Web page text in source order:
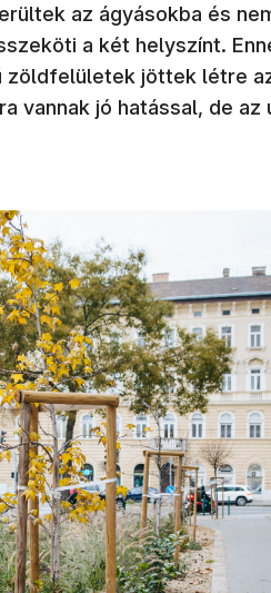
az ágyásokba és
a két helyszínt.
zöldfelületek jöttek létre
vannak jó hatással, de az